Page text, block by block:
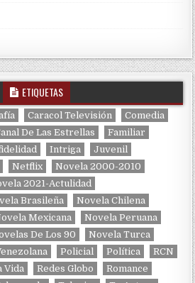
ETIQUETAS
Caracol Televisión
Comedia
De Las Estrellas
Familiar
Intriga
Juvenil
Netflix
Novela 2000-2010
2021-Actulidad
Brasileña
Novela Chilena
Mexicana
Novela Peruana
De Los 90
Novela Turca
Policial Política
RCN
Vida Redes Globo
Romance